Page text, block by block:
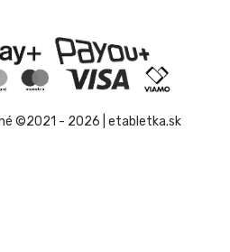
©2021 - 2026 | etabletka.sk